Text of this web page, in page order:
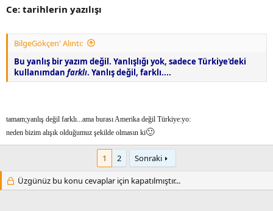
Ce: tarihlerin yazılışı
BilgeGökçen' Alıntı:
Bu yanlış bir yazım değil. Yanlışlığı yok, sadece Türkiye'deki
kullanımdan farklı. Yanlış değil, farklı....
tamam;yanlış değil farklı...ama burası Amerika değil Türkiye:yo:
neden bizim alışık olduğumuz şekilde olmasın ki🙂
1 2 Sonraki
Üzgünüz bu konu cevaplar için kapatılmıştır...